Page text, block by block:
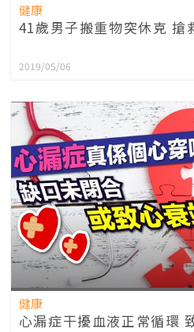
健康
41歲男子搬重物突休克 搶
2019/05/06
健康
心漏症干擾血液正常循環